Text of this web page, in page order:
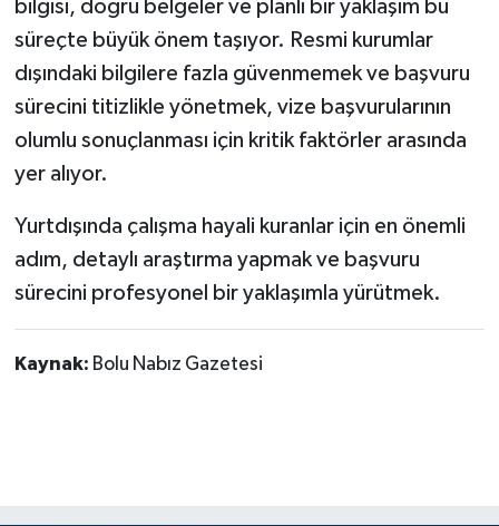
bilgisi, doğru belgeler ve planlı bir yaklaşım bu
süreçte büyük önem taşıyor. Resmi kurumlar
dışındaki bilgilere fazla güvenmemek ve başvuru
sürecini titizlikle yönetmek, vize başvurularının
olumlu sonuçlanması için kritik faktörler arasında
yer alıyor.
Yurtdışında çalışma hayali kuranlar için en önemli
adım, detaylı araştırma yapmak ve başvuru
sürecini profesyonel bir yaklaşımla yürütmek.
Kaynak: Bolu Nabız Gazetesi